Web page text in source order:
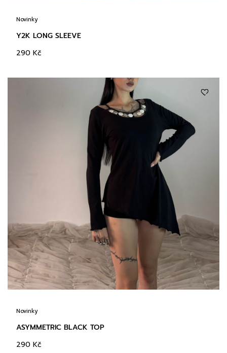
Novinky
Y2K LONG SLEEVE
290 Kč
Novinky
ASYMMETRIC BLACK TOP
290 Kč